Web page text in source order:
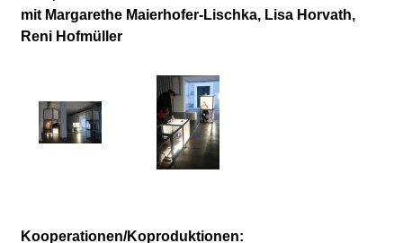
mit Margarethe Maierhofer-Lischka, Lisa Horvath,
Reni Hofmüller
Kooperationen/Koproduktionen: